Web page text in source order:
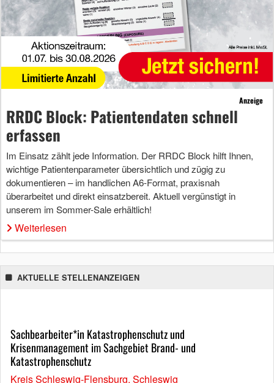
Anzeige
RRDC Block: Patientendaten schnell
erfassen
Im Einsatz zählt jede Information. Der RRDC Block hilft Ihnen,
wichtige Patientenparameter übersichtlich und zügig zu
dokumentieren – im handlichen A6-Format, praxisnah
überarbeitet und direkt einsatzbereit. Aktuell vergünstigt in
unserem im Sommer-Sale erhältlich!
Weiterlesen
AKTUELLE STELLENANZEIGEN
Sachbearbeiter*in Katastrophenschutz und
Krisenmanagement im Sachgebiet Brand- und
Katastrophenschutz
Kreis Schleswig-Flensburg, Schleswig